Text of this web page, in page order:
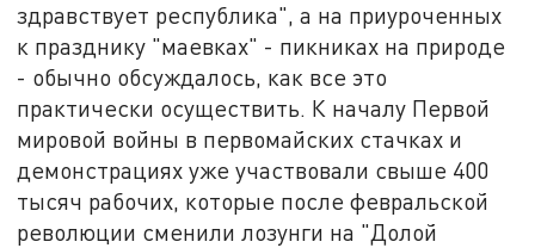
здравствует республика", а на приуроченных
к празднику "маевках" - пикниках на природе
- обычно обсуждалось, как все это
практически осуществить. К началу Первой
мировой войны в первомайских стачках и
демонстрациях уже участвовали свыше 400
тысяч рабочих, которые после февральской
революции сменили лозунги на "Долой